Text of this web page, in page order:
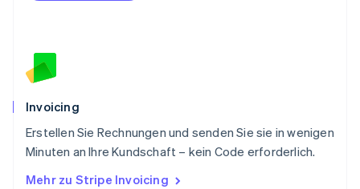
Invoicing
Erstellen Sie Rechnungen und senden Sie sie in wenigen
Minuten an Ihre Kundschaft – kein Code erforderlich.
Mehr zu Stripe Invoicing
Svenska
Schweiz
Singapur
Slowakei
English
Slowenien